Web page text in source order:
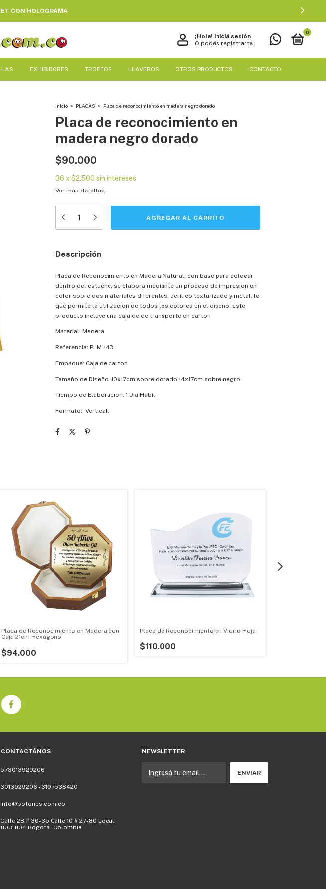
CON HOLOGRAMA
¡Hola! Iniciá sesión
O podés registrarte
0
EXHIBIDORES TROFEOS LLAVEROS OTROS PRODUCTOS CONTACTO
Inicio > PLACAS > Placa de reconocimiento en madera negro dorado
Placa de reconocimiento en
madera negro dorado
$90.000
36 x $2.500 sin intereses
Ver más detalles
Descripción
Placa de Reconocimiento en Madera Natural, con base para colocar
dentro del estuche, se elabora mediante un proceso de impresion en
color sobre dos materiales diferentes, acrilico texturizado y metal, lo
que permite la utilizacion de todos los colores en el diseño, este
producto incluye una caja de de transporte en carton
Material: Madera
Referencia: PLM-143
Empaque: Caja de carton
Tamaño de Diseño: 10x17cm sobre dorado 14x17cm sobre negro
Tiempo de Elaboracion: 1 Dia Habil
Formato: Vertical.
Placa de Reconocimiento en Madera con
Caja 21cm Hexágono
$94.000
Placa de Reconocimiento en Vidrio Hoja
$110.000
CONTACTÁNOS
573013929206
3013929206 - 3197538420
info@botones.com.co
Calle 2B # 30-35 Calle 10 # 27-80 Local
1103-1104 Bogotá - Colombia
NEWSLETTER